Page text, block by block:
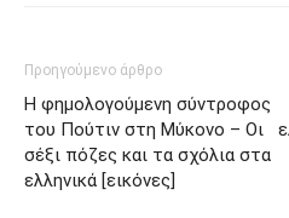
Προηγούμενο άρθρο
H φημολογούμενη σύντροφος
του Πούτιν στη Μύκονο – Οι
σέξι πόζες και τα σχόλια στα
ελληνικά [εικόνες]